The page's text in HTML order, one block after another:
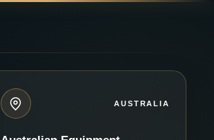
AUSTRALIA